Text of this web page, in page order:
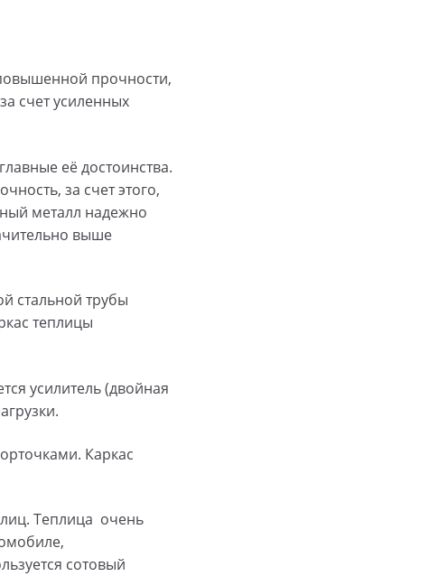
прочности,
счет усиленных
её достоинства.
за счет этого,
металл надежно
выше
стальной трубы
теплицы
усилитель (двойная
Каркас
Теплица очень
сотовый